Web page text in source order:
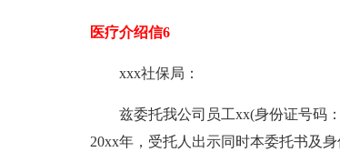
医疗介绍信6
xxx社保局：
兹委托我公司员工xx(身份证号码
20xx年，受托人出示同时本委托书及身